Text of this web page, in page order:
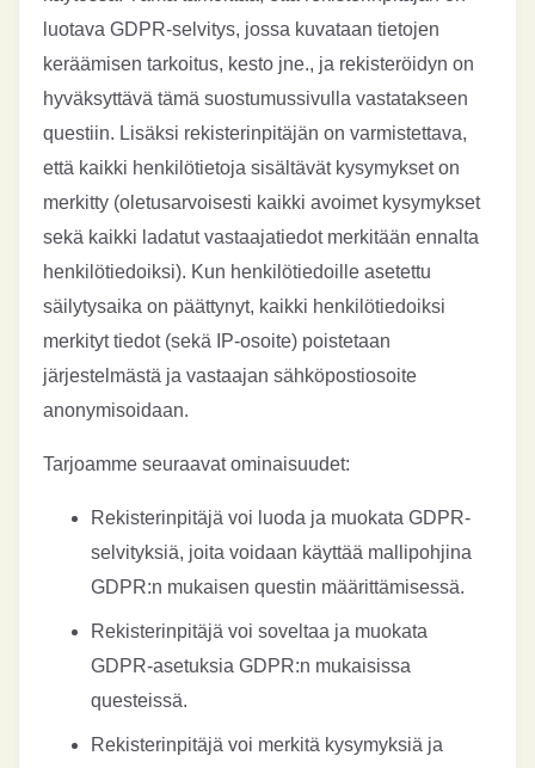
luotava GDPR-selvitys, jossa kuvataan tietojen
keräämisen tarkoitus, kesto jne., ja rekisteröidyn on
hyväksyttävä tämä suostumussivulla vastatakseen
questiin. Lisäksi rekisterinpitäjän on varmistettava,
että kaikki henkilötietoja sisältävät kysymykset on
merkitty (oletusarvoisesti kaikki avoimet kysymykset
sekä kaikki ladatut vastaajatiedot merkitään ennalta
henkilötiedoiksi). Kun henkilötiedoille asetettu
säilytysaika on päättynyt, kaikki henkilötiedoiksi
merkityt tiedot (sekä IP-osoite) poistetaan
järjestelmästä ja vastaajan sähköpostiosoite
anonymisoidaan.
Tarjoamme seuraavat ominaisuudet:
Rekisterinpitäjä voi luoda ja muokata GDPR-
selvityksiä, joita voidaan käyttää mallipohjina
GDPR:n mukaisen questin määrittämisessä.
Rekisterinpitäjä voi soveltaa ja muokata
GDPR-asetuksia GDPR:n mukaisissa
questeissä.
Rekisterinpitäjä voi merkitä kysymyksiä ja